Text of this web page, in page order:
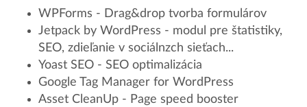
WPForms - Drag&drop tvorba formulárov
Jetpack by WordPress - modul pre štatistiky,
SEO, zdieľanie v sociálnzch sieťach...
Yoast SEO - SEO optimalizácia
Google Tag Manager for WordPress
Asset CleanUp - Page speed booster